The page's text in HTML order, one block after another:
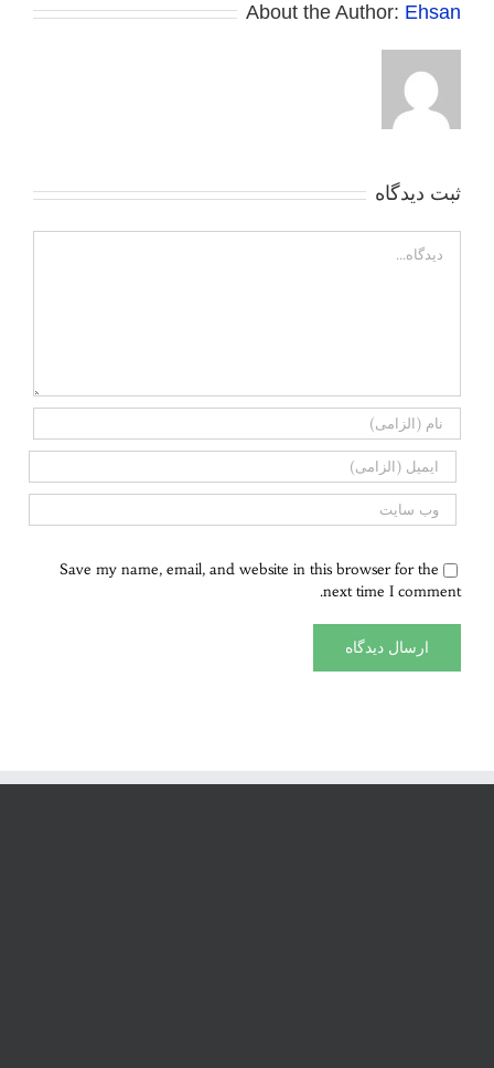
About the Author: Ehsan
ثبت ديدگاه
Save my name, email, and website in this browser for the
next time I comment.